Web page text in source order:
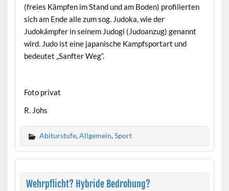
(freies Kämpfen im Stand und am Boden) profilierten
sich am Ende alle zum sog. Judoka, wie der
Judokämpfer in seinem Judogi (Judoanzug) genannt
wird. Judo ist eine japanische Kampfsportart und
bedeutet „Sanfter Weg“.
Foto privat
R. Johs
Abiturstufe,Allgemein,Sport
Wehrpflicht? Hybride Bedrohung?